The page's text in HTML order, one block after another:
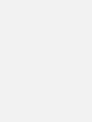
железо»